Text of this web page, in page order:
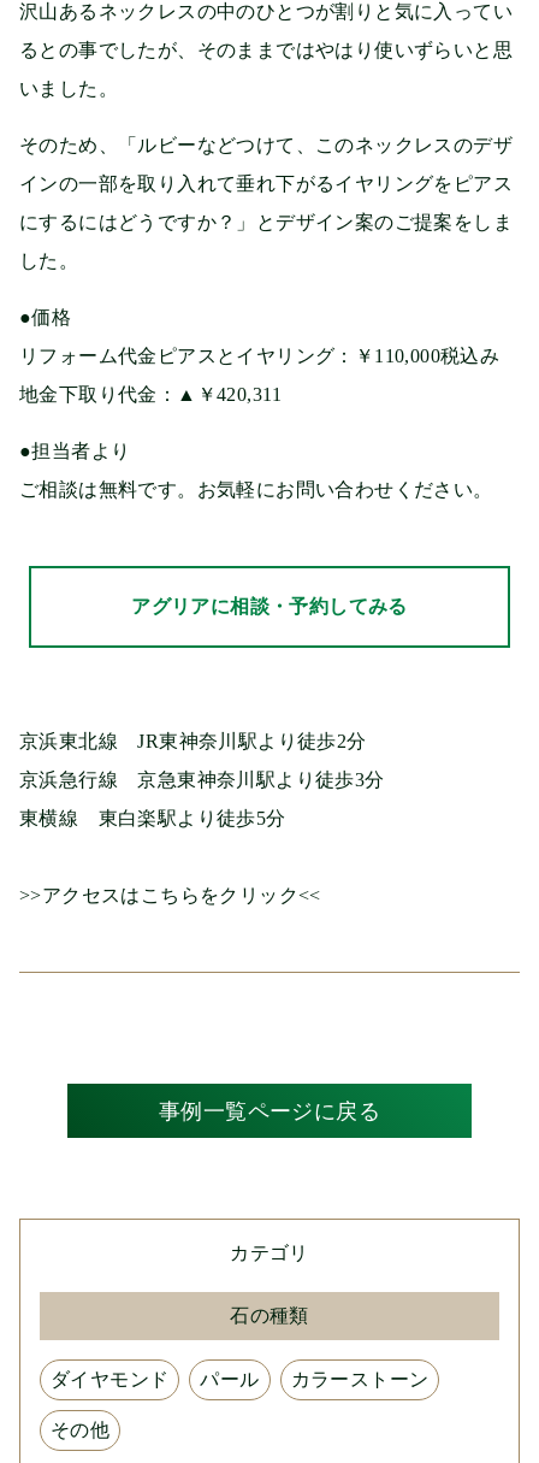
沢山あるネックレスの中のひとつが割りと気に入ってい
るとの事でしたが、そのままではやはり使いずらいと思
いました。
そのため、「ルビーなどつけて、このネックレスのデザ
インの一部を取り入れて垂れ下がるイヤリングをピアス
にするにはどうですか？」とデザイン案のご提案をしま
した。
●価格
リフォーム代金ピアスとイヤリング：￥110,000税込み
地金下取り代金：▲￥420,311
●担当者より
ご相談は無料です。お気軽にお問い合わせください。
アグリアに相談・予約してみる
京浜東北線 JR東神奈川駅より徒歩2分
京浜急行線 京急東神奈川駅より徒歩3分
東横線 東白楽駅より徒歩5分
>>アクセスはこちらをクリック<<
事例一覧ページに戻る
カテゴリ
石の種類
ダイヤモンド パール カラーストーン
その他